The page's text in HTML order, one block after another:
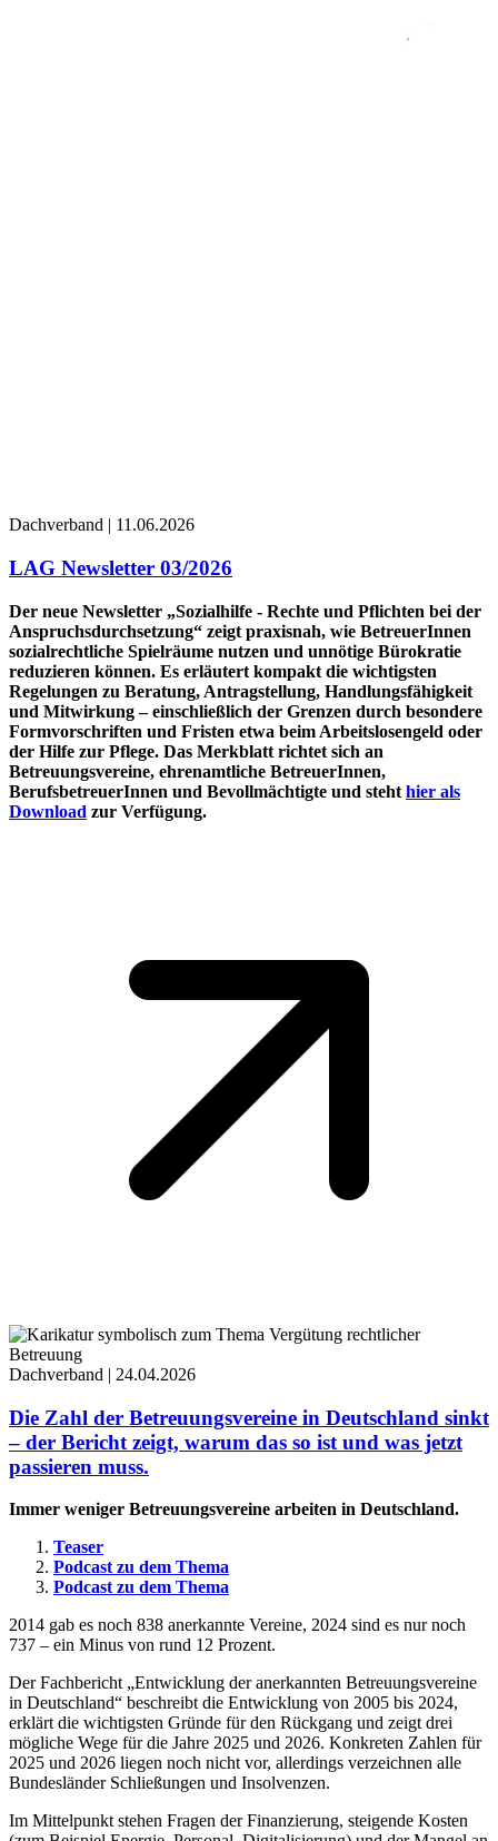
Dachverband | 11.06.2026
LAG Newsletter 03/2026
Der neue Newsletter „Sozialhilfe - Rechte und Pflichten bei der
Anspruchsdurchsetzung“ zeigt praxisnah, wie BetreuerInnen
sozialrechtliche Spielräume nutzen und unnötige Bürokratie
reduzieren können. Es erläutert kompakt die wichtigsten
Regelungen zu Beratung, Antragstellung, Handlungsfähigkeit
und Mitwirkung – einschließlich der Grenzen durch besondere
Formvorschriften und Fristen etwa beim Arbeitslosengeld oder
der Hilfe zur Pflege. Das Merkblatt richtet sich an
Betreuungsvereine, ehrenamtliche BetreuerInnen,
BerufsbetreuerInnen und Bevollmächtigte und steht hier als
Download zur Verfügung.
Dachverband | 24.04.2026
Die Zahl der Betreuungsvereine in Deutschland sinkt
– der Bericht zeigt, warum das so ist und was jetzt
passieren muss.
Immer weniger Betreuungsvereine arbeiten in Deutschland.
Teaser
Podcast zu dem Thema
Podcast zu dem Thema
2014 gab es noch 838 anerkannte Vereine, 2024 sind es nur noch
737 – ein Minus von rund 12 Prozent.
Der Fachbericht „Entwicklung der anerkannten Betreuungsvereine
in Deutschland“ beschreibt die Entwicklung von 2005 bis 2024,
erklärt die wichtigsten Gründe für den Rückgang und zeigt drei
mögliche Wege für die Jahre 2025 und 2026. Konkreten Zahlen für
2025 und 2026 liegen noch nicht vor, allerdings verzeichnen alle
Bundesländer Schließungen und Insolvenzen.
Im Mittelpunkt stehen Fragen der Finanzierung, steigende Kosten